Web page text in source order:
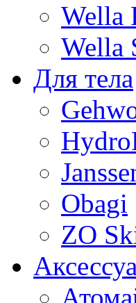
Wella
Wella
Для тела
Obagi
ZO